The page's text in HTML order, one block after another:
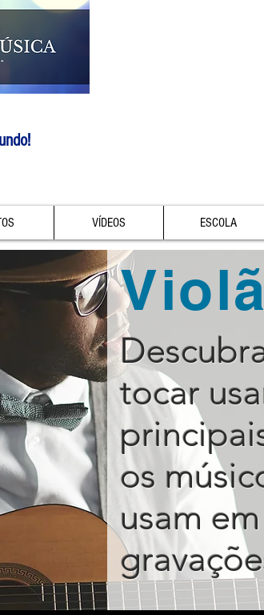
VÍDEOS ESCOLA
tocar
os
usam